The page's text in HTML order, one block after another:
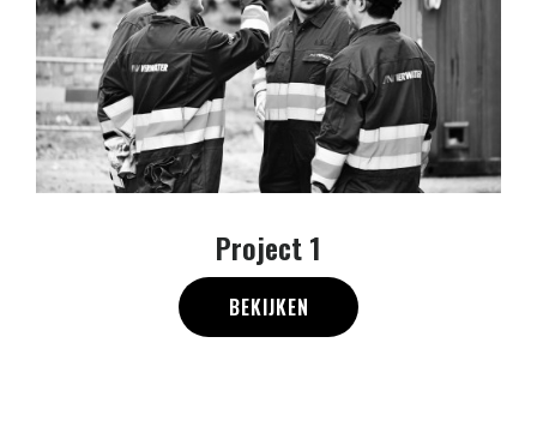
Project 1
BEKIJKEN